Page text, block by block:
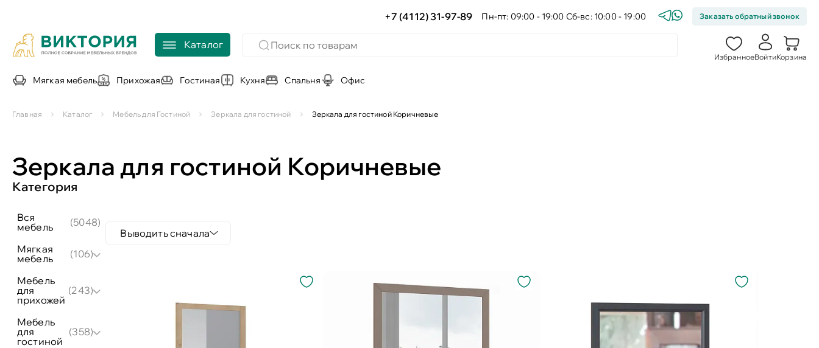
+7 (4112) 31-97-89 Пн-пт: 09:00 - 19:00 Сб-вс: 10:00 - 19:00 Заказать обратный звонок
Каталог
ИзбранноеВойтиКорзина
Мягкая мебель Прихожая Гостиная Кухня Спальня Офис
Главная Каталог Мебель для Гостиной Зеркала для гостиной Зеркала для гостиной Коричневые
Зеркала для гостиной Коричневые
Категория
вся
мебель
(5048)
мягкая
мебель
(106)
мебель
для
прихожей
(243)
мебель
для
гостиной
(358)
Выводить сначала